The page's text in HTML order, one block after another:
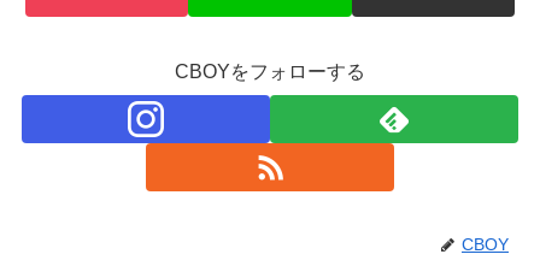
CBOYをフォローする
CBOY